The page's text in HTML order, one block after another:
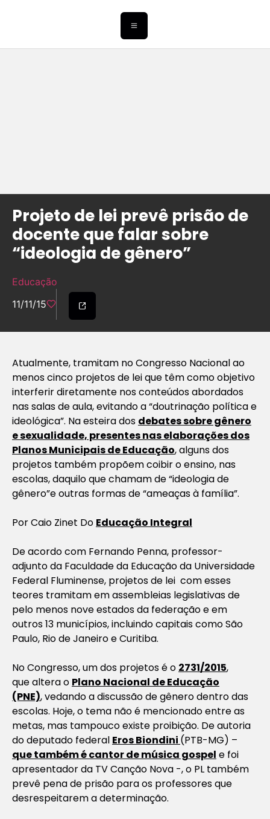
Projeto de lei prevê prisão de
docente que falar sobre
“ideologia de gênero”
Educação
11/11/15
Atualmente, tramitam no Congresso Nacional ao
menos cinco projetos de lei que têm como objetivo
interferir diretamente nos conteúdos abordados
nas salas de aula, evitando a “doutrinação política e
ideológica”. Na esteira dos debates sobre gênero
e sexualidade, presentes nas elaborações dos
Planos Municipais de Educação, alguns dos
projetos também propõem coibir o ensino, nas
escolas, daquilo que chamam de “ideologia de
gênero”e outras formas de “ameaças à família”.
Por Caio Zinet Do Educação Integral
De acordo com Fernando Penna, professor-
adjunto da Faculdade da Educação da Universidade
Federal Fluminense, projetos de lei com esses
teores tramitam em assembleias legislativas de
pelo menos nove estados da federação e em
outros 13 municípios, incluindo capitais como São
Paulo, Rio de Janeiro e Curitiba.
No Congresso, um dos projetos é o 2731/2015,
que altera o Plano Nacional de Educação
(PNE), vedando a discussão de gênero dentro das
escolas. Hoje, o tema não é mencionado entre as
metas, mas tampouco existe proibição. De autoria
do deputado federal Eros Biondini (PTB-MG) –
que também é cantor de música gospel e foi
apresentador da TV Canção Nova -, o PL também
prevê pena de prisão para os professores que
desrespeitarem a determinação.